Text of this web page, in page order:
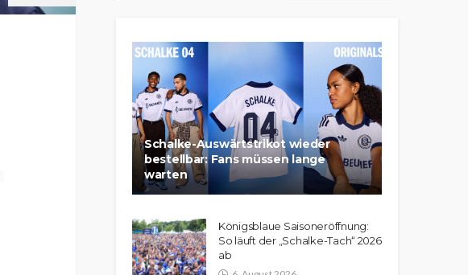
Schalke-Auswärtstrikot wieder
bestellbar: Fans müssen lange
warten
Königsblaue Saisoneröffnung:
So läuft der „Schalke-Tach“ 2026
ab